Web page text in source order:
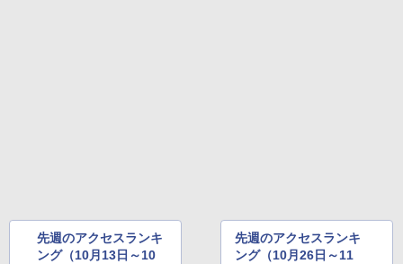
先週のアクセスランキ
ング（10月13日～10
先週のアクセスランキ
ング（10月26日～11